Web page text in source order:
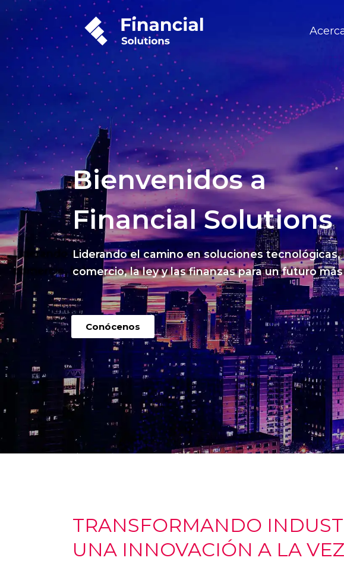
Bienvenidos a
Financial Solutions
Liderando el camino en soluciones
comercio, la ley y las finanzas para un futuro
Conócenos
TRANSFORMANDO
UNA INNOVACIÓN A LA VEZ